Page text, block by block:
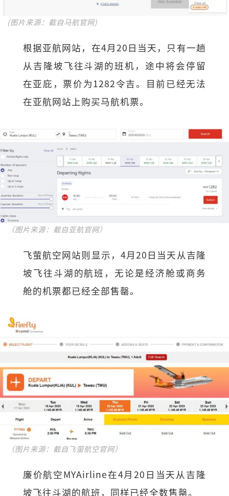
(图片来源：截自马航官网)
根据亚航网站，在4月20日当天，只有一趟
从吉隆坡飞往斗湖的班机，途中将会停留
在亚庇，票价为1282令吉。目前已经无法
在亚航网站上购买马航机票。
（图片来源：截自亚航官网）
飞萤航空网站则显示，4月20日当天从吉隆
坡飞往斗湖的航班，无论是经济舱或商务
舱的机票都已经全部售罄。
（图片来源：截自飞萤航空官网）
廉价航空MYAirline在4月20日当天从吉隆
坡飞往斗湖的航班，同样已经全数售罄。